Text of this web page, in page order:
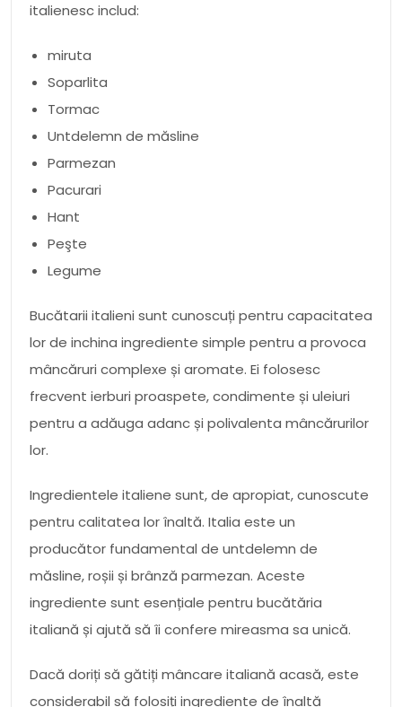
italienesc includ:
miruta
Soparlita
Tormac
Untdelemn de măsline
Parmezan
Pacurari
Hant
Peşte
Legume
Bucătarii italieni sunt cunoscuți pentru capacitatea
lor de inchina ingrediente simple pentru a provoca
mâncăruri complexe și aromate. Ei folosesc
frecvent ierburi proaspete, condimente și uleiuri
pentru a adăuga adanc și polivalenta mâncărurilor
lor.
Ingredientele italiene sunt, de apropiat, cunoscute
pentru calitatea lor înaltă. Italia este un
producător fundamental de untdelemn de
măsline, roșii și brânză parmezan. Aceste
ingrediente sunt esențiale pentru bucătăria
italiană și ajută să îi confere mireasma sa unică.
Dacă doriți să gătiți mâncare italiană acasă, este
considerabil să folosiți ingrediente de înaltă